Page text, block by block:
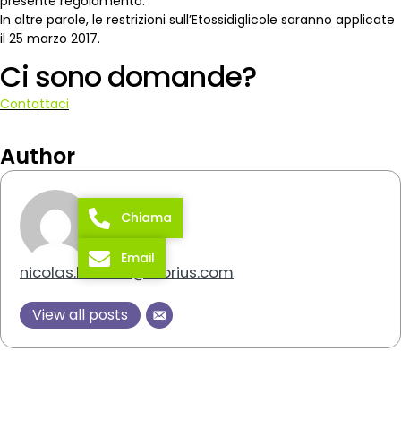
In altre parole, le restrizioni sull’Etossidiglicole saranno applicate
il 25 marzo 2017.
Ci sono domande?
Contattaci
Author
nicolas.lenaers@biorius.com
View all posts
Chiama
Email